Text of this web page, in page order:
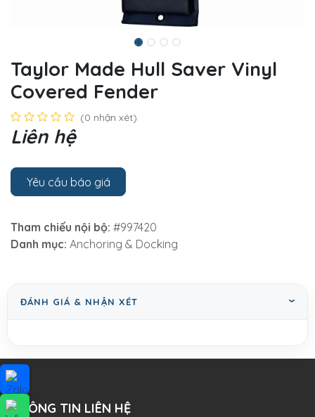
Taylor Made Hull Saver Vinyl
Covered Fender
(0 nhận xét)
Liên hệ
Yêu cầu báo giá
Tham chiếu nội bộ: #997420
Danh mục: Anchoring & Docking
ĐÁNH GIÁ & NHẬN XÉT
THÔNG TIN LIÊN HỆ